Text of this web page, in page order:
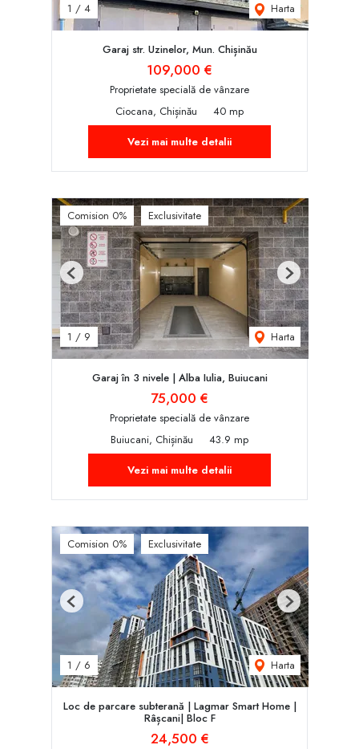
1 / 4 Harta
Garaj str. Uzinelor, Mun. Chișinău
109,000 €
Proprietate specială de vânzare
Ciocana, Chișinău
40 mp
Vezi mai multe detalii
Comision 0% Exclusivitate
1 / 9 Harta
Previous Next
Garaj în 3 nivele | Alba Iulia, Buiucani
75,000 €
Proprietate specială de vânzare
Buiucani, Chișinău
43.9 mp
Vezi mai multe detalii
Comision 0% Exclusivitate
1 / 6 Harta
Previous Next
Loc de parcare subterană | Lagmar Smart Home |
Râșcani| Bloc F
24,500 €